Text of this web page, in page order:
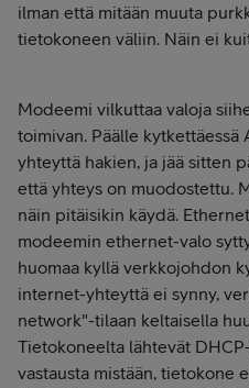
ilman että mitään muuta
tietokoneen väliin. Näin ei
Modeemi vilkuttaa valoja
toimivan. Päälle kytkettäessä
yhteyttä hakien, ja jää sitten
että yhteys on muodostettu.
näin pitäisikin käydä.
modeemin ethernet-valo
huomaa kyllä verkkojohdon
internet-yhteyttä ei synny,
network"-tilaan keltaisella
Tietokoneelta lähtevät
vastausta mistään, tietokone